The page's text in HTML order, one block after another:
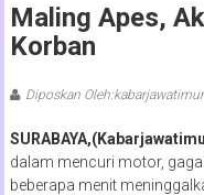
Maling Apes,
Korban
Diposkan Oleh:kabarjawatimur
dalam mencuri motor,
beberapa menit